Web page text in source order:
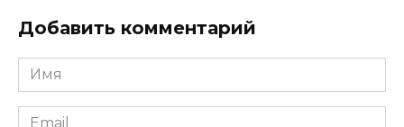
Добавить комментарий
Имя
*
Email